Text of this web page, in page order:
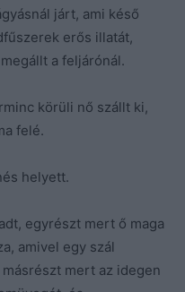
járt, ami késő
erős illatát,
a feljárónál.
körüli nő szállt ki,
felé.
helyett.
egyrészt mert ő maga
amivel egy szál
mert az idegen